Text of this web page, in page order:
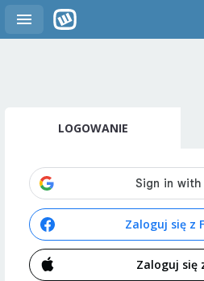
LOGOWANIE
Zaloguj się z
Zaloguj się